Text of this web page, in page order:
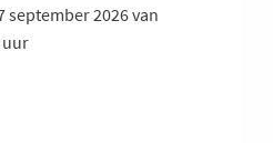
september 2026 van
uur